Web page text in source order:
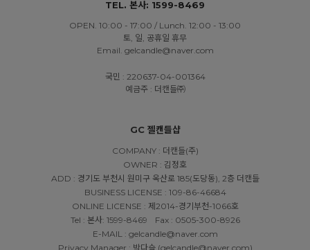
TEL. 본사: 1599-8469
OPEN. 10:00 - 17:00 / Lunch. 12:00 - 13:00
토, 일, 공휴일 휴무
Email. gelcandle@naver.com
국민 : 220637-04-001364
예금주 : 더캔들㈜
GC 젤캔들샵
COMPANY : 더캔들(주)
OWNER : 김정호
ADD : 경기도 부천시 원미구 옥산로 185(도당동), 2층 더캔들
BUSINESS LICENSE : 109-86-46684
ONLINE LICENSE : 제2014-경기부천-1066호
Tel : 본사: 1599-8469
Fax : 0505-300-8926
E-MAIL : gelcandle@naver.com
Privacy Manager : 박다슬 (gelcandle@naver.com)